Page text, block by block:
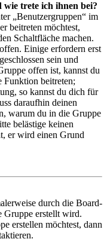
trete ich ihnen bei?
„Benutzergruppen“ im
beitreten möchtest,
Schaltfläche machen.
Einige erfordern erst
sein und
offen ist, kannst du
Funktion beitreten;
so kannst du dich für
daraufhin deinen
warum du in die Gruppe
belästige keinen
er wird einen Grund
durch die Board-
Gruppe erstellt wird.
erstellen möchtest, dann